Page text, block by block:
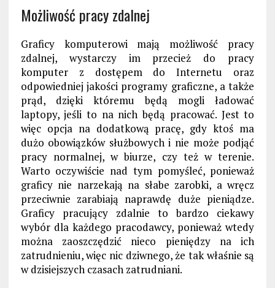
Możliwość pracy zdalnej
Graficy komputerowi mają możliwość pracy
zdalnej, wystarczy im przecież do pracy
komputer z dostępem do Internetu oraz
odpowiedniej jakości programy graficzne, a także
prąd, dzięki któremu będą mogli ładować
laptopy, jeśli to na nich będą pracować. Jest to
więc opcja na dodatkową pracę, gdy ktoś ma
dużo obowiązków służbowych i nie może podjąć
pracy normalnej, w biurze, czy też w terenie.
Warto oczywiście nad tym pomyśleć, ponieważ
graficy nie narzekają na słabe zarobki, a wręcz
przeciwnie zarabiają naprawdę duże pieniądze.
Graficy pracujący zdalnie to bardzo ciekawy
wybór dla każdego pracodawcy, ponieważ wtedy
można zaoszczędzić nieco pieniędzy na ich
zatrudnieniu, więc nic dziwnego, że tak właśnie są
w dzisiejszych czasach zatrudniani.